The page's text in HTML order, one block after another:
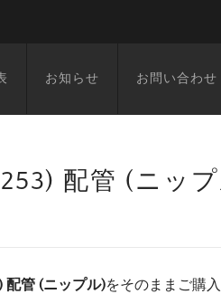
お知らせ お問い合わせ
配管 (ニッ
配管 (ニップル)をそのままご購